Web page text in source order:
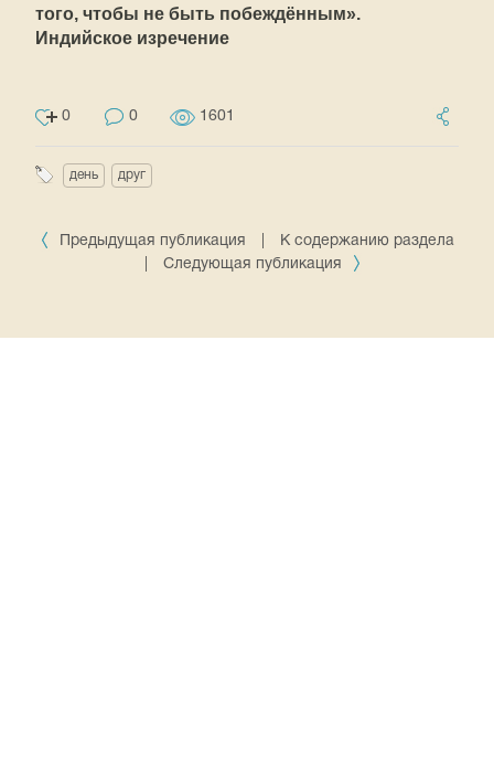
того, чтобы не быть побеждённым».
Индийское изречение
0 0 1601
день друг
Предыдущая публикация
К содержанию раздела
Следующая публикация